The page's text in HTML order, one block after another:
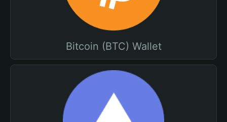
Bitcoin (BTC) Wallet